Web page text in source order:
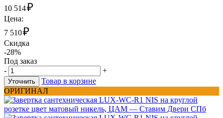
10 514₽
Цена:
7 510₽
Скидка
-28%
Под заказ
-
+
Уточнить
Товар в корзине
ОРИГИНАЛ